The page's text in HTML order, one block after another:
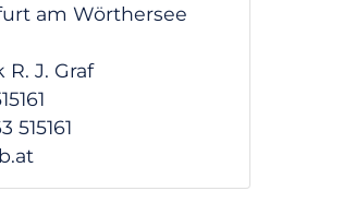
am Wörthersee
J. Graf
515161